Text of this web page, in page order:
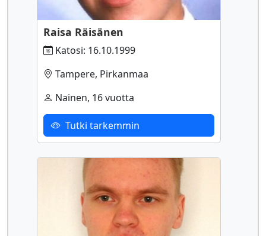
Raisa Räisänen
Katosi: 16.10.1999
Tampere, Pirkanmaa
Nainen, 16 vuotta
Tutki tarkemmin